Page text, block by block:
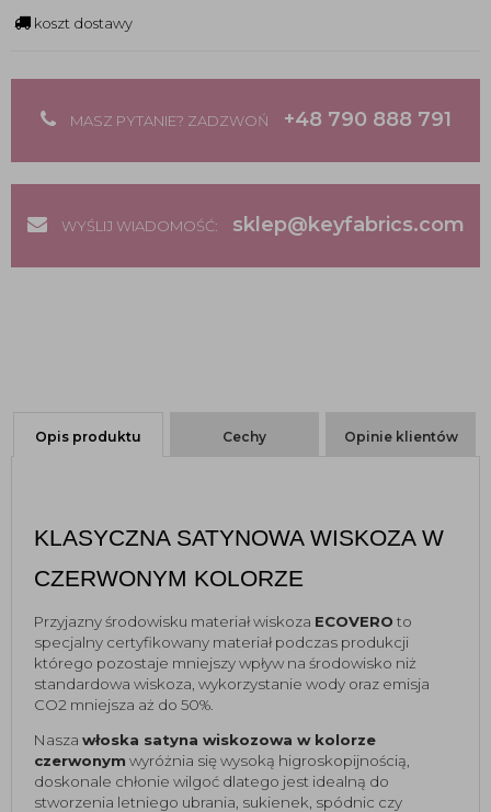
koszt dostawy
MASZ PYTANIE? ZADZWOŃ +48 790 888 791
WYŚLIJ WIADOMOŚĆ: sklep@keyfabrics.com
Opis produktu Cechy Opinie klientów
KLASYCZNA SATYNOWA WISKOZA W
CZERWONYM KOLORZE
Przyjazny środowisku materiał wiskoza ECOVERO to
specjalny certyfikowany materiał podczas produkcji
którego pozostaje mniejszy wpływ na środowisko niż
standardowa wiskoza, wykorzystanie wody oraz emisja
CO2 mniejsza aż do 50%.
Nasza włoska satyna wiskozowa w kolorze
czerwonym wyróżnia się wysoką higroskopijnością,
doskonale chłonie wilgoć dlatego jest idealną do
stworzenia letniego ubrania, sukienek, spódnic czy